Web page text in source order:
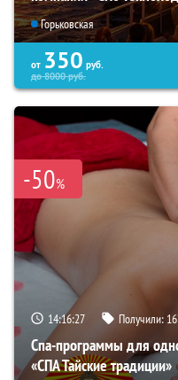
Горьковская
от 350 руб.
до8000руб.
-50%
14:16:26 Получили:
Спа-программы для
«СПА Тайские традиции»